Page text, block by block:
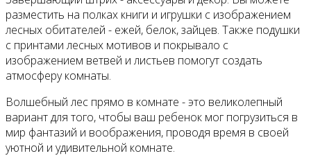
разместить на полках книги и игрушки с изображением
лесных обитателей - ежей, белок, зайцев. Также подушки
с принтами лесных мотивов и покрывало с
изображением ветвей и листьев помогут создать
атмосферу комнаты.
Волшебный лес прямо в комнате - это великолепный
вариант для того, чтобы ваш ребенок мог погрузиться в
мир фантазий и воображения, проводя время в своей
уютной и удивительной комнате.